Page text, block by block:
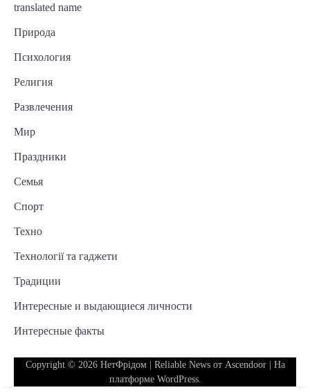
translated name
Природа
Психология
Религия
Развлечения
Мир
Праздники
Семья
Спорт
Техно
Технології та гаджети
Традиции
Интересные и выдающиеся личности
Интересные факты
Copyright © 2026 НетФрідом| Reliable News от Ascendoor| На
платформе WordPress.